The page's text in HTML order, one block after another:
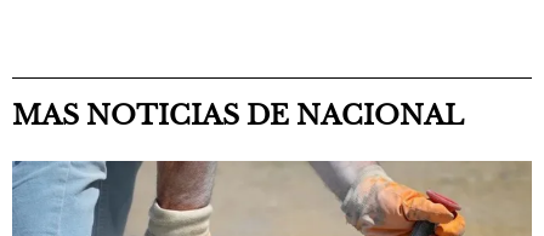
MAS NOTICIAS DE NACIONAL